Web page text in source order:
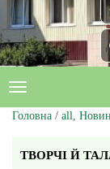
Головна / all,
ТВОРЧІ Й